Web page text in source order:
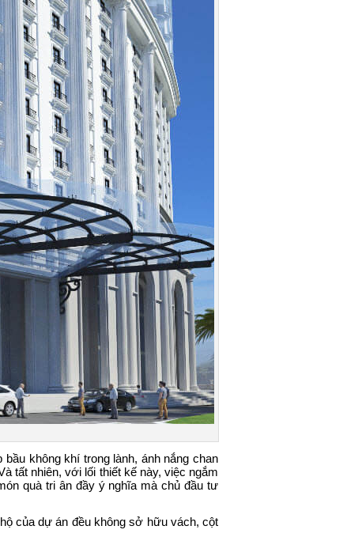
không khí trong lành, ánh nắng chan
tất nhiên, với lối thiết kế này, việc ngắm
quà tri ân đầy ý nghĩa mà chủ đầu tư
của dự án đều không sở hữu vách, cột